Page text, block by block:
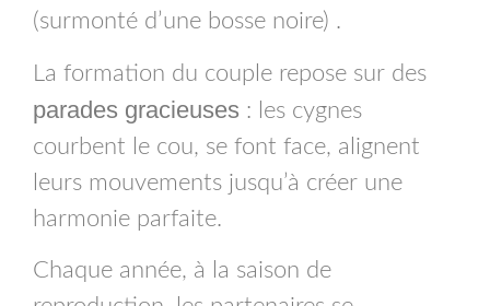
(surmonté d’une bosse noire) .
La formation du couple repose sur des
parades gracieuses : les cygnes
courbent le cou, se font face, alignent
leurs mouvements jusqu’à créer une
harmonie parfaite.
Chaque année, à la saison de